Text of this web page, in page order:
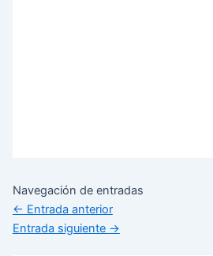
Navegación de entradas
← Entrada anterior
Entrada siguiente →